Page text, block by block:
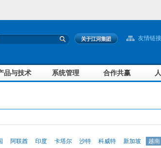
友情链接
品与技术 系统管理 合作共赢
阿联酋 印度 卡塔尔 沙特 科威特 新加坡 越南